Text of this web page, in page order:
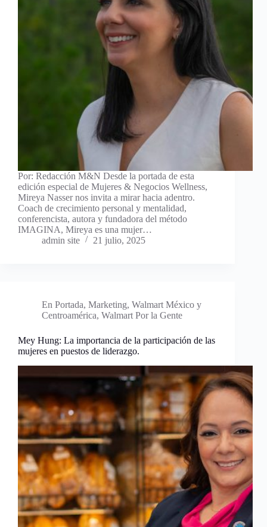
Por: Redacción M&N Desde la portada de esta
edición especial de Mujeres & Negocios Wellness,
Mireya Nasser nos invita a mirar hacia adentro.
Coach de crecimiento personal y mentalidad,
conferencista, autora y fundadora del método
IMAGINA, Mireya es una mujer…
admin site
21 julio, 2025
En Portada, Marketing, Walmart México y
Centroamérica, Walmart Por la Gente
Mey Hung: La importancia de la participación de las
mujeres en puestos de liderazgo.